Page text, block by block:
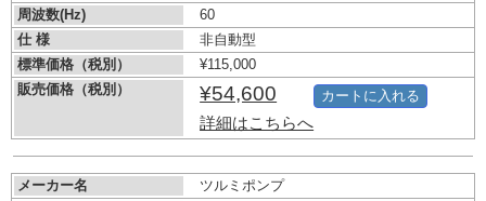
周波数(Hz)
60
仕 様
非自動型
標準価格（税別）
¥115,000
販売価格（税別）
¥54,600
詳細はこちらへ
カートに入れる
メーカー名
ツルミポンプ